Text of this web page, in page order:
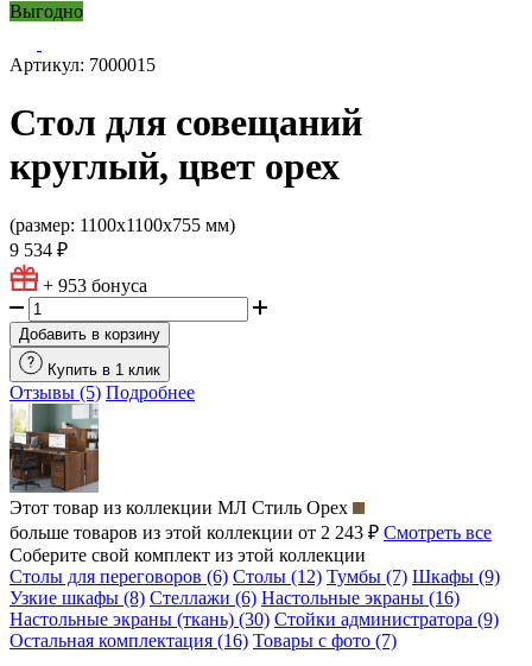
Выгодно
Артикул: 7000015
Стол для совещаний
круглый, цвет орех
(размер: 1100х1100х755 мм)
9 534 ₽
+ 953 бонуса
Добавить в корзину
Купить в 1 клик
Отзывы (5) Подробнее
Этот товар из коллекции МЛ Стиль Орех
больше товаров из этой коллекции от 2 243 ₽ Смотреть все
Соберите свой комплект из этой коллекции
Столы для переговоров (6) Столы (12) Тумбы (7) Шкафы (9)
Узкие шкафы (8) Стеллажи (6) Настольные экраны (16)
Настольные экраны (ткань) (30) Стойки администратора (9)
Остальная комплектация (16) Товары с фото (7)